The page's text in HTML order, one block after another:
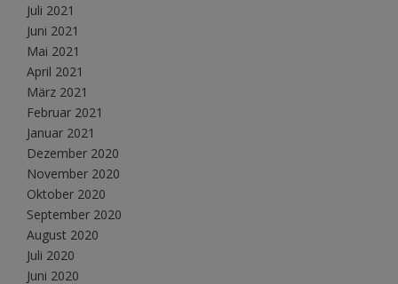
Juli 2021
Juni 2021
Mai 2021
April 2021
März 2021
Februar 2021
Januar 2021
Dezember 2020
November 2020
Oktober 2020
September 2020
August 2020
Juli 2020
Juni 2020